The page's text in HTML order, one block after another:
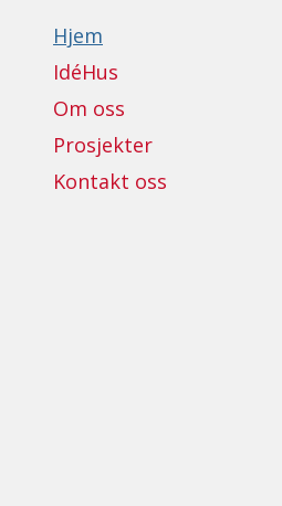
Hjem
IdéHus
Om oss
Prosjekter
Kontakt oss